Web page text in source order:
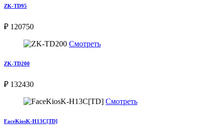
ZK-TD95
₽ 120750
Смотреть
ZK-TD200
₽ 132430
Смотреть
FaceKiosK-H13C[TD]